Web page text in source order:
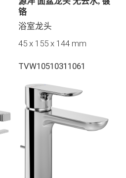
铬
浴室龙头
45 x 155 x 144 mm
TVW10510311061